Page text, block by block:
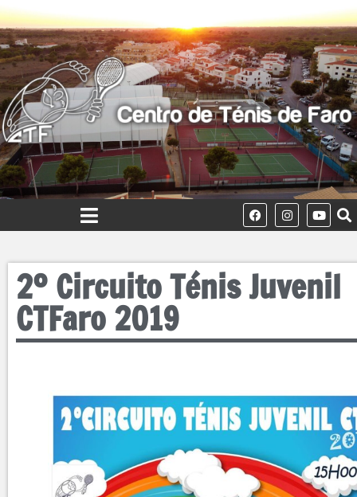
2º Circuito Ténis Juvenil
CTFaro 2019